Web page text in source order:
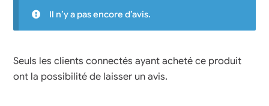
Il n’y a pas encore d’avis.
Seuls les clients connectés ayant acheté ce produit
ont la possibilité de laisser un avis.